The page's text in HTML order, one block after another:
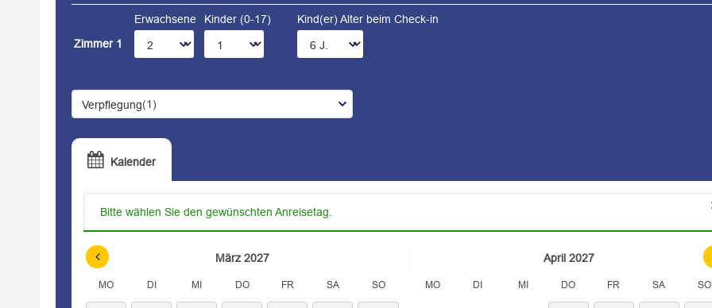
Zimmer 1
Erwachsene Kinder (0-17) Kind(er) Alter beim Check-in
Verpflegung(1)
Kalender
Bitte wählen Sie den gewünschten Anreisetag.
März 2027
MO DI MI DO FR SA SO
April 2027
MO DI MI DO FR SA SO